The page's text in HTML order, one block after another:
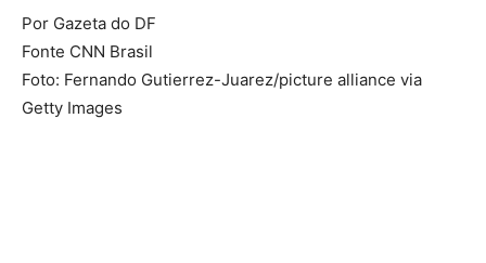
Por Gazeta do DF
Fonte CNN Brasil
Foto: Fernando Gutierrez-Juarez/picture alliance via
Getty Images